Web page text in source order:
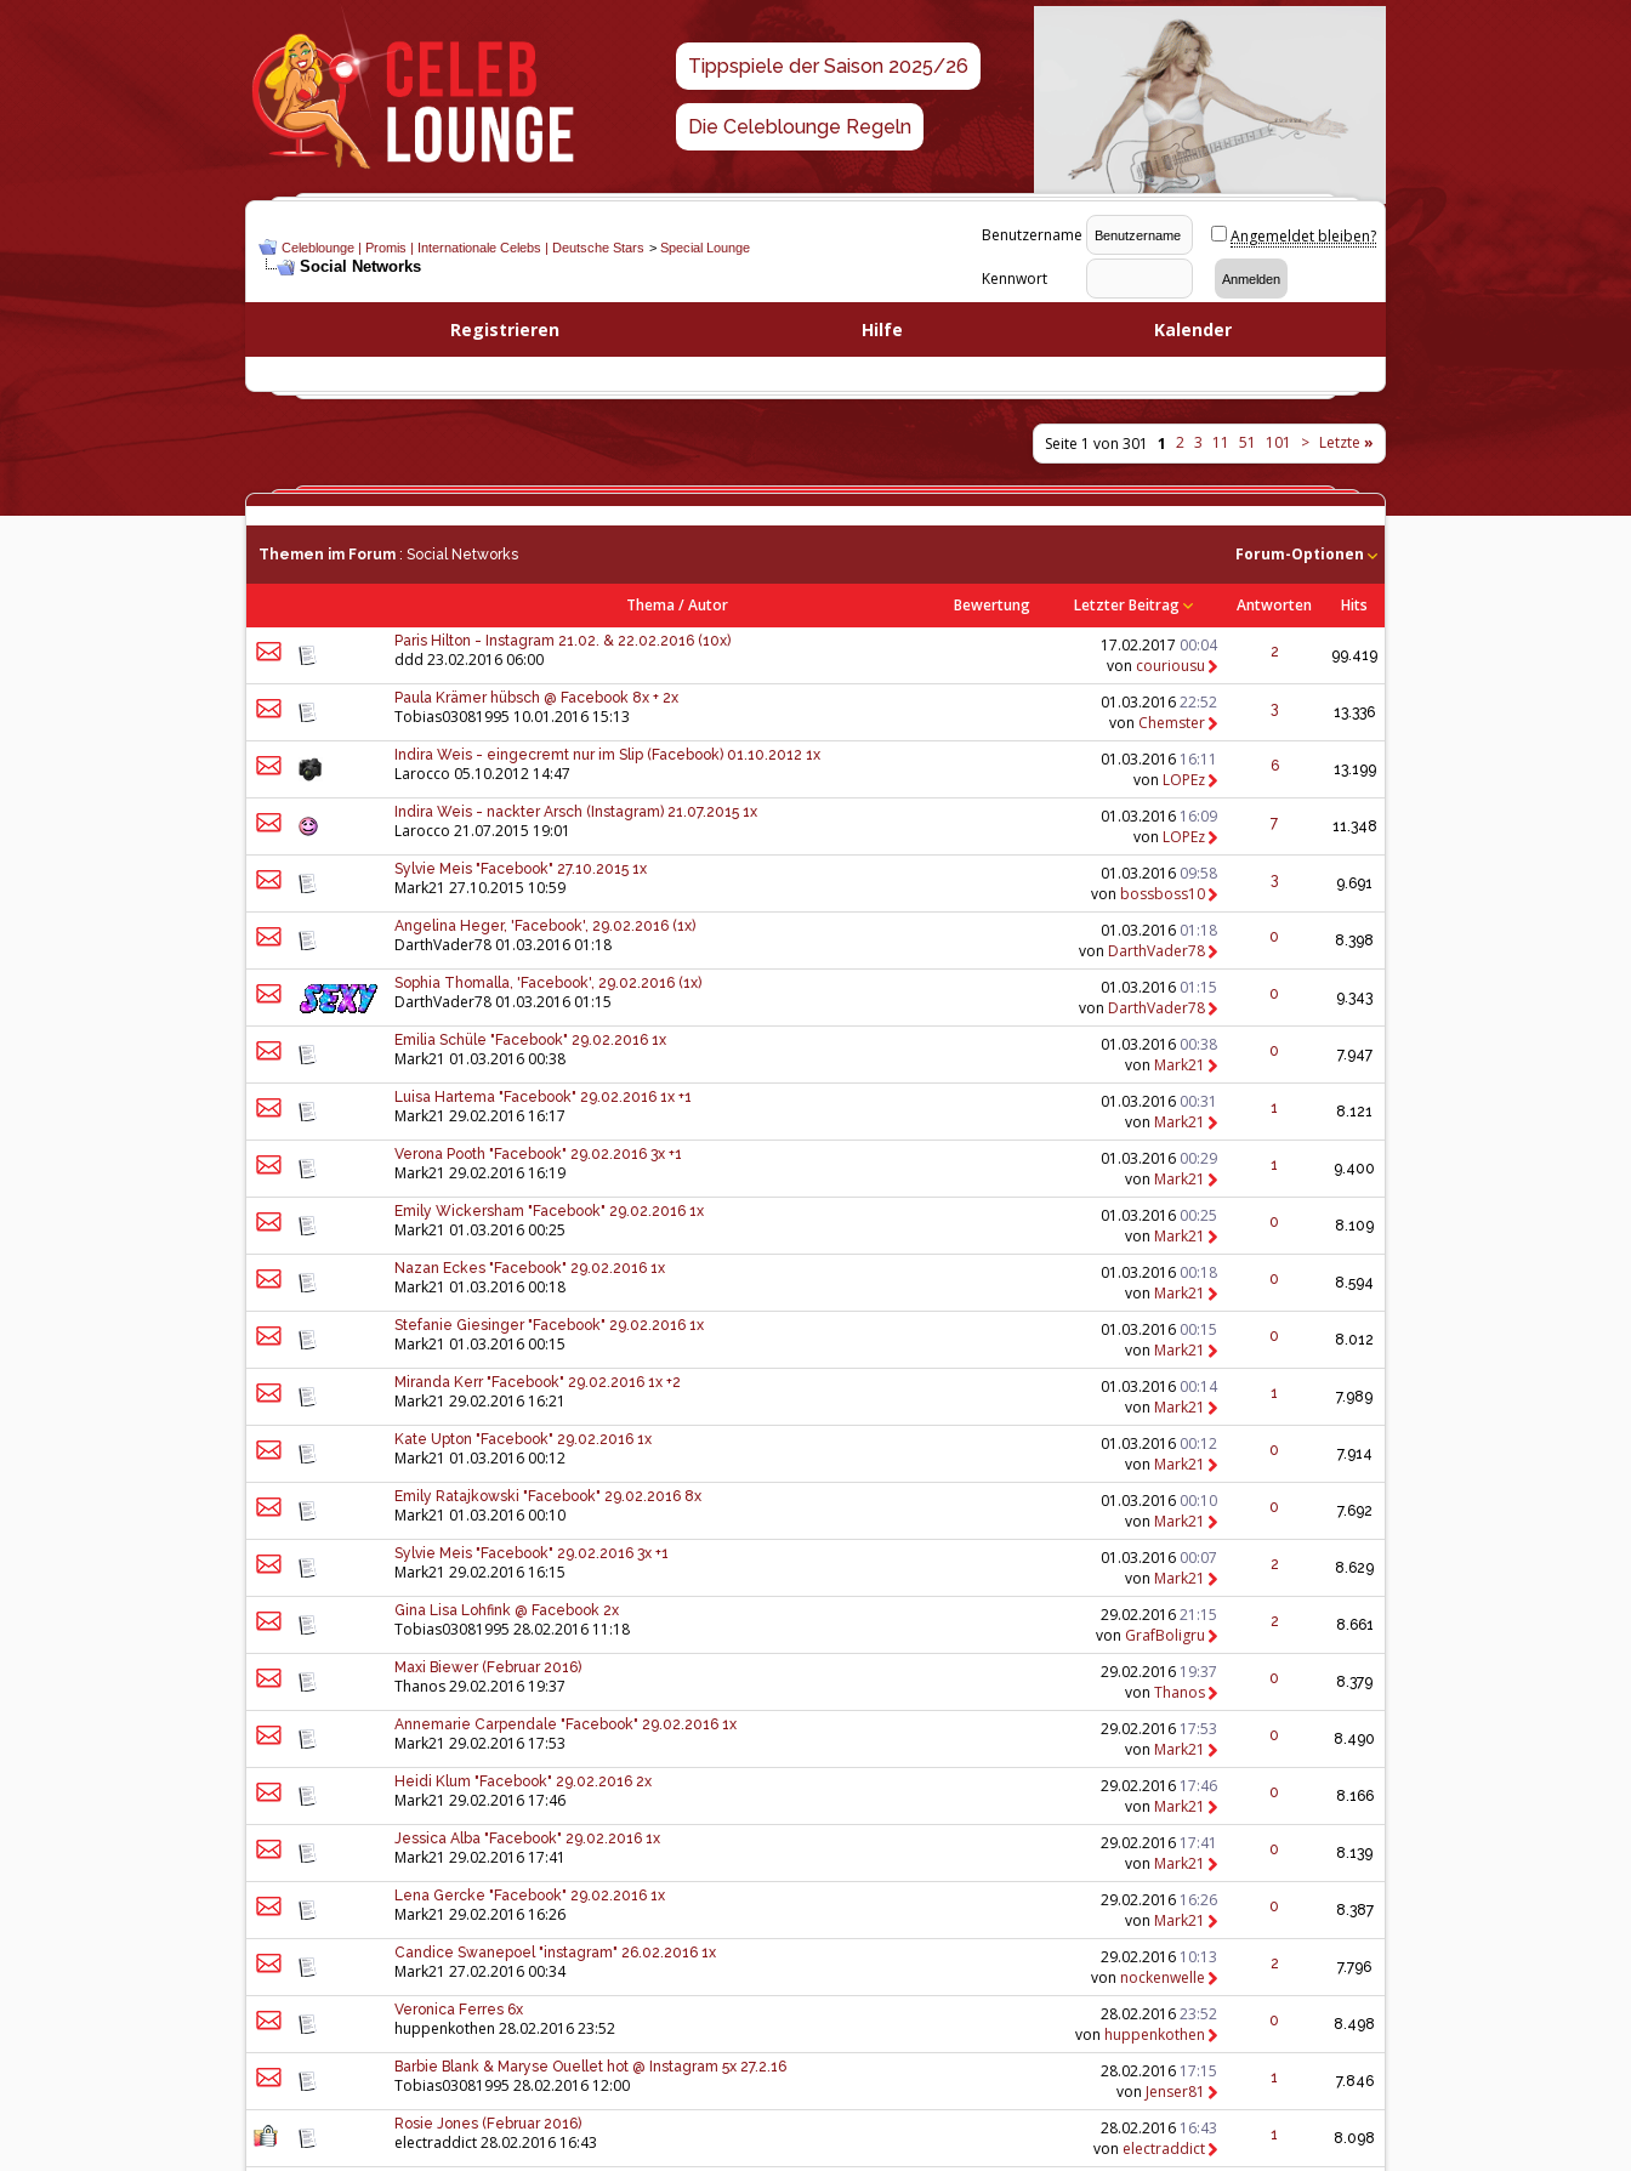
Tippspiele der Saison 2025/26
Die Celeblounge Regeln
Celeblounge | Promis | Internationale Celebs | Deutsche Stars > Special Lounge
Social Networks
Benutzername Angemeldet bleiben?
Kennwort
Registrieren Hilfe Kalender
Seite 1 von 301 1 2 3 11 51 101 > Letzte »
Themen im Forum : Social Networks Forum-Optionen
Bewertung
Thema/Autor Letzter Beitrag Antworten Hits
Paris Hilton - Instagram 21.02. & 22.02.2016 (10x)
ddd 23.02.2016 06:00
17.02.2017 00:04
von couriousu
2 99.419
Paula Krämer hübsch @ Facebook 8x + 2x
Tobias03081995 10.01.2016 15:13
01.03.201622:52
von Chemster
3 13.336
Indira Weis - eingecremt nur im Slip (Facebook) 01.10.2012 1x
Larocco 05.10.2012 14:47
01.03.2016 16:11
von LOPEz
6 13.199
Indira Weis - nackter Arsch (Instagram) 21.07.2015 1x
Larocco 21.07.2015 19:01
01.03.2016 16:09
von LOPEz
7 11.348
Sylvie Meis "Facebook" 27.10.2015 1x
Mark21 27.10.2015 10:59
01.03.2016 09:58
von bossboss10
3 9.691
Angelina Heger, 'Facebook', 29.02.2016 (1x)
DarthVader78 01.03.2016 01:18
01.03.2016 01:18
von DarthVader78
0 8.398
Sophia Thomalla, 'Facebook', 29.02.2016 (1x)
DarthVader78 01.03.2016 01:15
01.03.2016 01:15
von DarthVader78
0 9.343
Emilia Schüle "Facebook" 29.02.2016 1x
Mark21 01.03.2016 00:38
01.03.2016 00:38
von Mark21
0 7.947
Luisa Hartema "Facebook" 29.02.2016 1x +1
Mark21 29.02.2016 16:17
01.03.2016 00:31
von Mark21
1 8.121
Verona Pooth "Facebook" 29.02.2016 3x +1
Mark21 29.02.2016 16:19
01.03.2016 00:29
von Mark21
1 9.400
Emily Wickersham "Facebook" 29.02.2016 1x
Mark21 01.03.2016 00:25
01.03.2016 00:25
von Mark21
0 8.109
Nazan Eckes "Facebook" 29.02.2016 1x
Mark21 01.03.2016 00:18
01.03.2016 00:18
von Mark21
0 8.594
Stefanie Giesinger "Facebook" 29.02.2016 1x
Mark21 01.03.2016 00:15
01.03.2016 00:15
von Mark21
0 8.012
Miranda Kerr "Facebook" 29.02.2016 1x +2
Mark21 29.02.2016 16:21
01.03.2016 00:14
von Mark21
1 7.989
Kate Upton "Facebook" 29.02.2016 1x
Mark21 01.03.2016 00:12
01.03.2016 00:12
von Mark21
0 7.914
Emily Ratajkowski "Facebook" 29.02.2016 8x
Mark21 01.03.2016 00:10
01.03.2016 00:10
von Mark21
0 7.692
Sylvie Meis "Facebook" 29.02.2016 3x +1
Mark21 29.02.2016 16:15
01.03.2016 00:07
von Mark21
2 8.629
Gina Lisa Lohfink @ Facebook 2x
Tobias03081995 28.02.2016 11:18
29.02.201621:15
von GrafBoligru
2 8.661
Maxi Biewer (Februar 2016)
Thanos29.02.2016 19:37
29.02.2016 19:37
von Thanos
0 8.379
Annemarie Carpendale "Facebook" 29.02.2016 1x
Mark21 29.02.2016 17:53
29.02.2016 17:53
von Mark21
0 8.490
Heidi Klum "Facebook" 29.02.2016 2x
Mark21 29.02.2016 17:46
29.02.2016 17:46
von Mark21
0 8.166
Jessica Alba "Facebook" 29.02.2016 1x
Mark21 29.02.2016 17:41
29.02.2016 17:41
von Mark21
0 8.139
Lena Gercke "Facebook" 29.02.2016 1x
Mark21 29.02.2016 16:26
29.02.2016 16:26
von Mark21
0 8.387
Candice Swanepoel "instagram" 26.02.2016 1x
Mark21 27.02.2016 00:34
29.02.2016 10:13
von nockenwelle
2 7.796
Veronica Ferres 6x
huppenkothen 28.02.2016 23:52
28.02.201623:52
von huppenkothen
0 8.498
Barbie Blank & Maryse Ouellet hot @ Instagram 5x 27.2.16
Tobias03081995 28.02.2016 12:00
28.02.2016 17:15
von Jenser81
1 7.846
Rosie Jones (Februar 2016)
electraddict28.02.2016 16:43
28.02.2016 16:43
von electraddict
1 8.098